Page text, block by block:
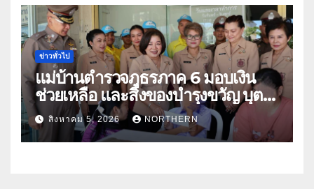
ข่าวทั่วไป
แม่บ้านตำรวจภูธรภาค 6 มอบเงิน
ช่วยเหลือ และสิ่งของบำรุงขวัญ บุตร-
ธิดา ข้าราชการตำรวจจังหวัด
อุทัยธานี
สิงหาคม 5, 2026 NORTHERN